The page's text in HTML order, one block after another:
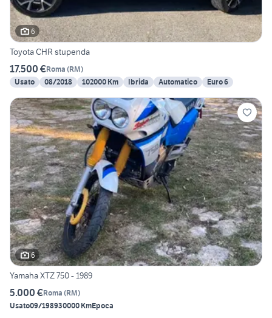
6
Toyota CHR stupenda
17.500 €Roma (RM)
Usato
08/2018 102000 Km Ibrida Automatico Euro 6
6
Yamaha XTZ 750 - 1989
5.000 €Roma (RM)
Usato09/198930000 KmEpoca